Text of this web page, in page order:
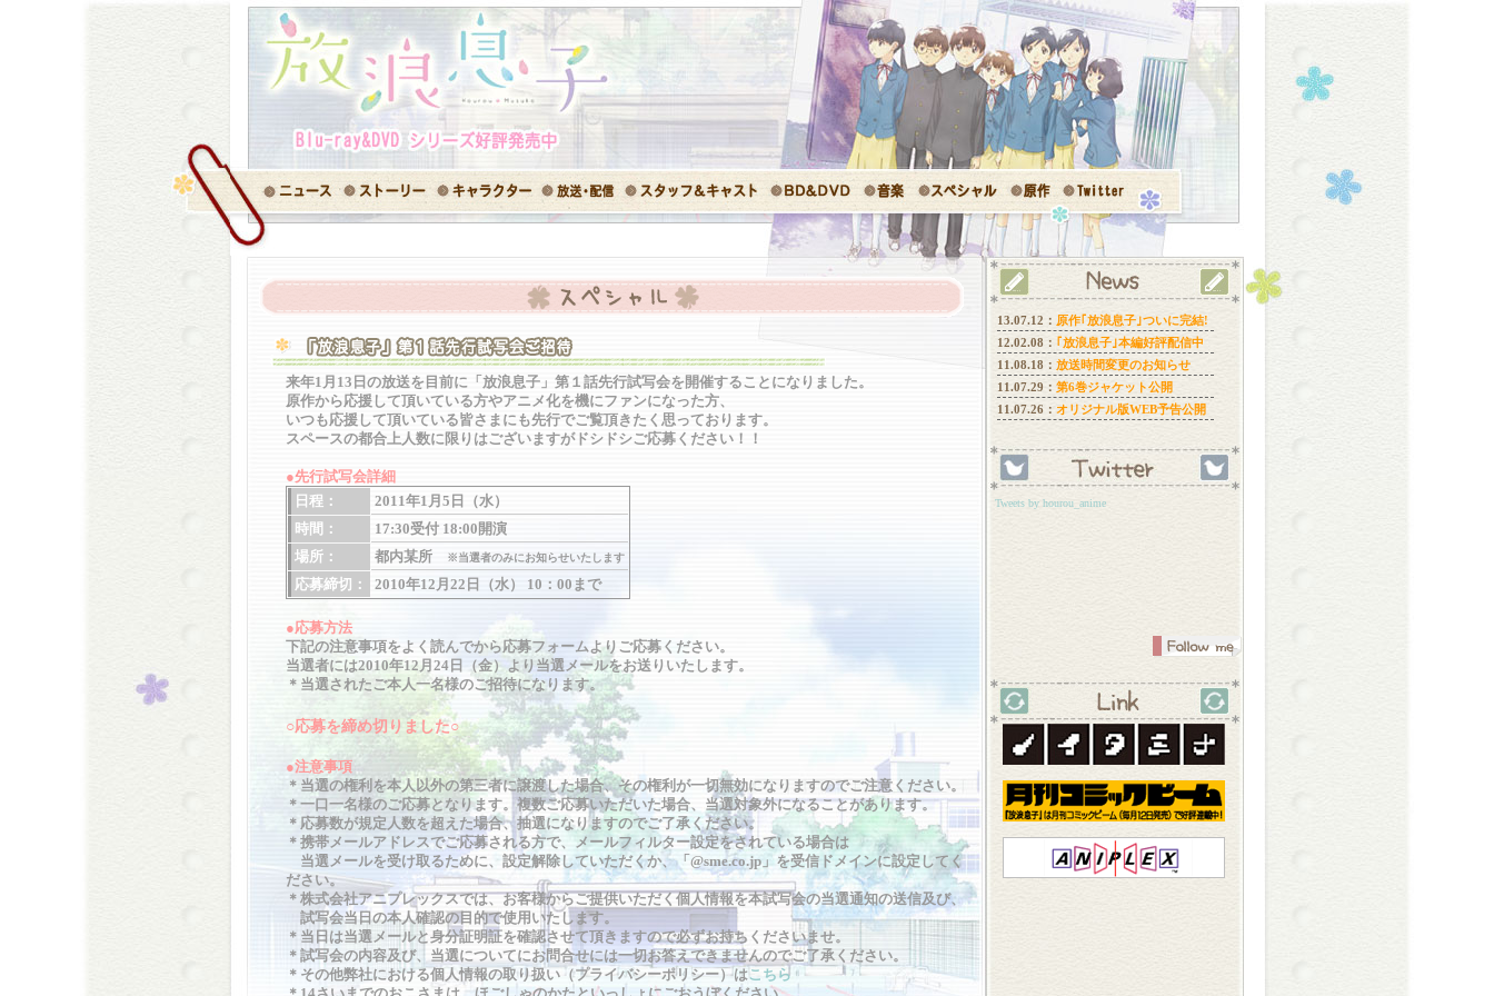
来年1月13日の放送を目前に「放浪息子」第１話先行試写会を開催することになりました。
原作から応援して頂いている方やアニメ化を機にファンになった方、
いつも応援して頂いている皆さまにも先行でご覧頂きたく思っております。
スペースの都合上人数に限りはございますがドシドシご応募ください！！
●先行試写会詳細
日程：
2011年1月5日（水）
時間：
17:30受付 18:00開演
場所：
都内某所 ※当選者のみにお知らせいたします
応募締切： 2010年12月22日（水） 10：00まで
●応募方法
下記の注意事項をよく読んでから応募フォームよりご応募ください。
当選者には2010年12月24日（金）より当選メールをお送りいたします。
＊当選されたご本人一名様のご招待になります。
○応募を締め切りました○
●注意事項
＊当選の権利を本人以外の第三者に譲渡した場合、その権利が一切無効になりますのでご注意ください。
＊一口一名様のご応募となります。複数ご応募いただいた場合、当選対象外になることがあります。
＊応募数が規定人数を超えた場合、抽選になりますのでご了承ください。
＊携帯メールアドレスでご応募される方で、メールフィルター設定をされている場合は
当選メールを受け取るために、設定解除していただくか、「@sme.co.jp」を受信ドメインに設定してく
ださい。
＊株式会社アニプレックスでは、お客様からご提供いただく個人情報を本試写会の当選通知の送信及び、
試写会当日の本人確認の目的で使用いたします。
＊当日は当選メールと身分証明証を確認させて頂きますので必ずお持ちくださいませ。
＊試写会の内容及び、当選についてにお問合せには一切お答えできませんのでご了承ください。
＊その他弊社における個人情報の取り扱い（プライバシーポリシー）はこちら
13.07.12： 原作｢放浪息子｣ついに完結!
12.02.08：
｢放浪息子｣本編好評配信中
11.08.18： 放送時間変更のお知らせ
11.07.29： 第6巻ジャケット公開
11.07.26： オリジナル版WEB予告公開
11.07.12：サントラジャケット公開
11.06.27：
イラコン受賞作品発表！！
11.06.20：
特典BOX姿見 公開
第3巻ジャケット公開
11.04.27：
監督インタビュー公開！
11.04.18：
第2巻ジャケット公開
11.04.16：
店舗購入特典の情報更新
11.04.16：
購入者限定イベント開催
11.04.08：放送時間変更のお知らせ
11.04.07： イラコン最終回優秀賞公開
11.04.01：きせかえサービス配信開始
イラコン第17回優秀賞公開
11.03.28：関西テレビ放送時間変更
Tweets by hourou_anime